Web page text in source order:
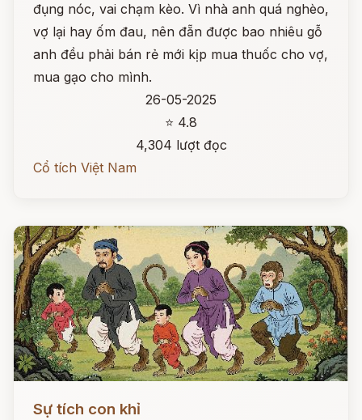
đụng nóc, vai chạm kèo. Vì nhà anh quá nghèo,
vợ lại hay ốm đau, nên đẵn được bao nhiêu gỗ
anh đều phải bán rẻ mới kịp mua thuốc cho vợ,
mua gạo cho mình.
26-05-2025
⭐ 4.8
4,304 lượt đọc
Cổ tích Việt Nam
Sự tích con khỉ